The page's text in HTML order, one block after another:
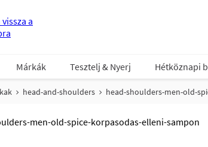
Márkák Tesztelj & Nyerj Hétköznapi
head-and-shoulders head-shoulders-men-old-